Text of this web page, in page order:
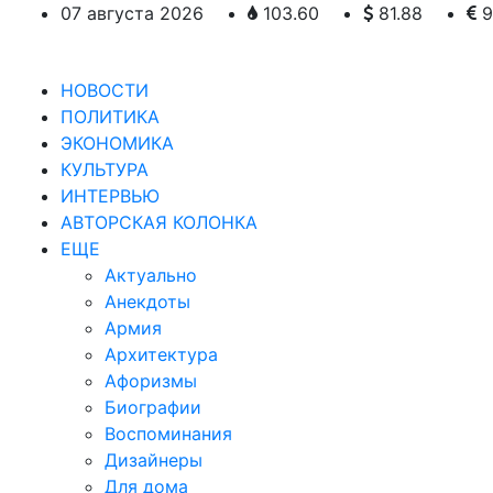
07 августа 2026 103.60 81.88
НОВОСТИ
ПОЛИТИКА
ЭКОНОМИКА
КУЛЬТУРА
ИНТЕРВЬЮ
АВТОРСКАЯ КОЛОНКА
ЕЩЕ
Актуально
Анекдоты
Армия
Архитектура
Афоризмы
Биографии
Воспоминания
Дизайнеры
Для дома